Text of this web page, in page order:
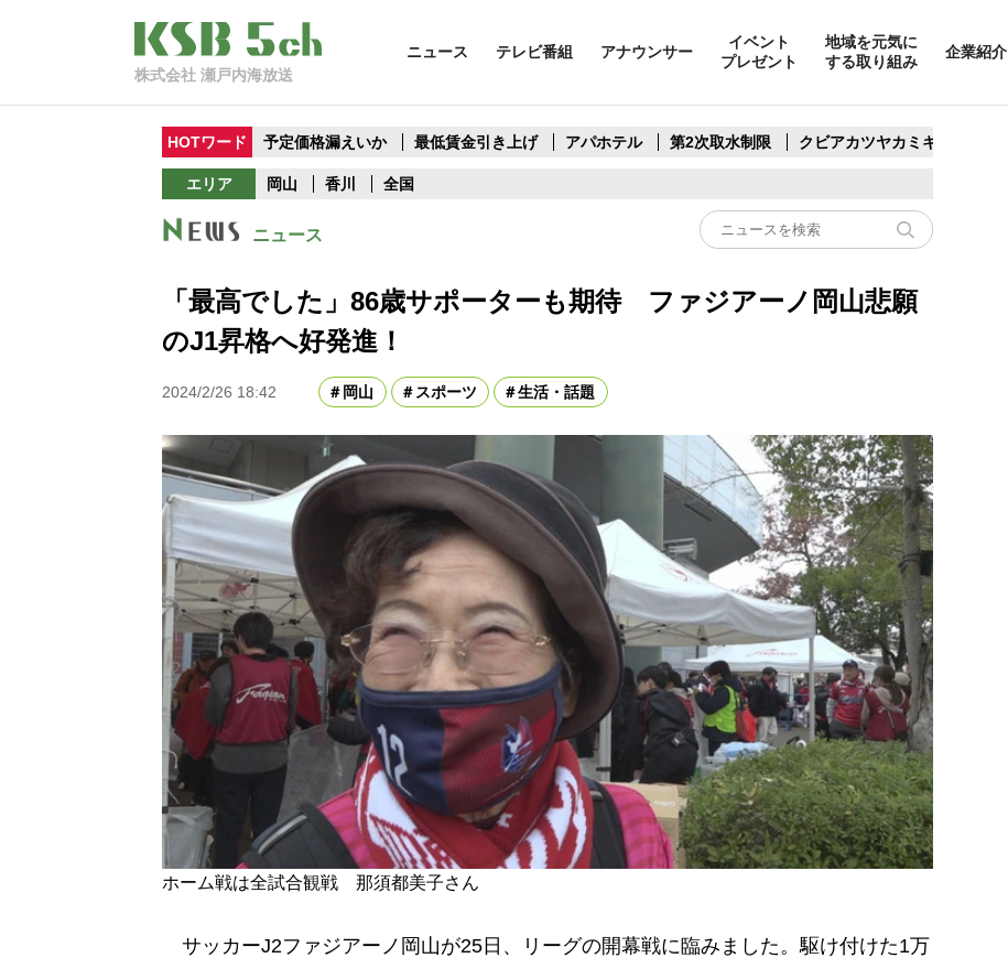
株式会社 瀬戸内海放送
ニュース テレビ番組 アナウンサー
イベント
プレゼント
地域を元気に
する取り組み
企業紹介
HOTワード 予定価格漏えいか 最低賃金引き上げ アパホテル 第2次取水制限 クビアカツヤカミキリ
エリア 岡山 香川 全国
ニュース
「最高でした」86歳サポーターも期待 ファジアーノ岡山悲願
のJ1昇格へ好発進！
2024/2/26 18:42 岡山 スポーツ 生活・話題
ホーム戦は全試合観戦 那須都美子さん
サッカーJ2ファジアーノ岡山が25日、リーグの開幕戦に臨みました。駆け付けた1万